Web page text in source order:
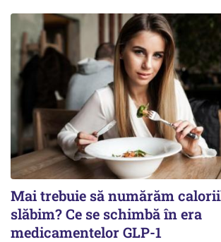
Mai trebuie să numărăm
slăbim? Ce se schimbă în era
medicamentelor GLP-1